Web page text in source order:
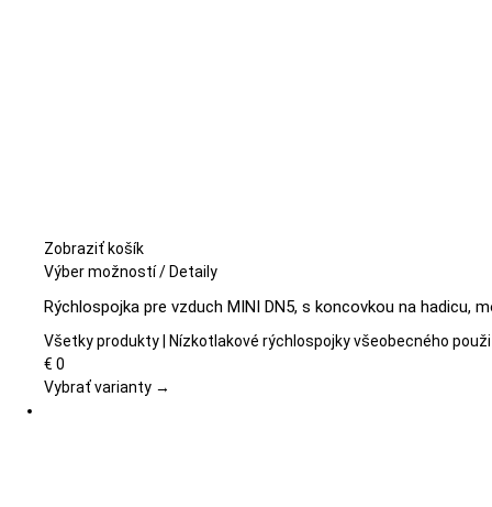
Zobraziť košík
Výber možností Tento
má
viacero
Možnosti
/Detaily
Rýchlospojka pre vzduch MINI DN5, s koncovkou na hadicu,
Všetky produkty | Nízkotlakové rýchlospojky všeobecného
€ 0
Vybrať varianty →